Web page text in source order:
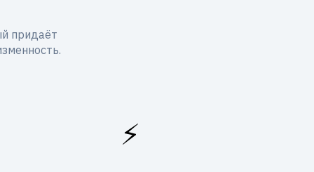
придаёт
⚡